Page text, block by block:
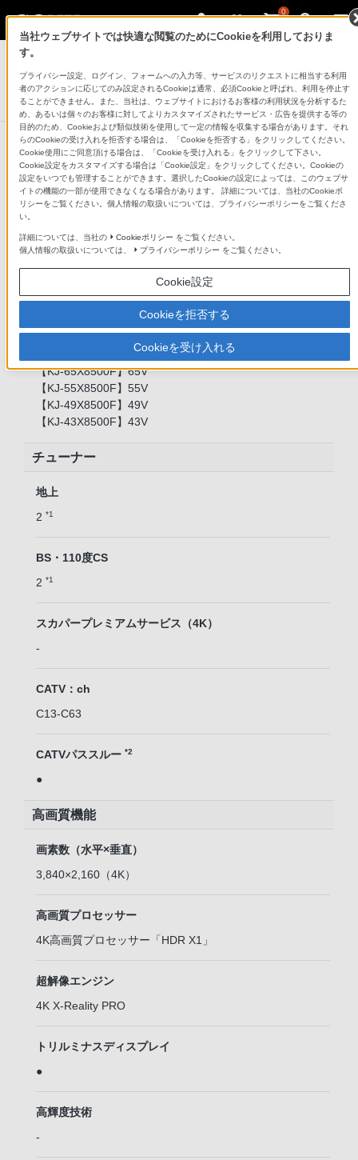
0
テレビ ブラビア
4K液晶テレビ
X8500Fシリーズ
他の商品と比較する
●：対応 -：該当なし
仕様表
【KJ-75X8500F】75V
【KJ-65X8500F】65V
【KJ-55X8500F】55V
【KJ-49X8500F】49V
【KJ-43X8500F】43V
チューナー
地上
2 *1
BS・110度CS
2 *1
スカパープレミアムサービス（4K）
-
CATV：ch
C13-C63
CATVパススルー *2
●
高画質機能
画素数（水平×垂直）
3,840×2,160（4K）
高画質プロセッサー
4K高画質プロセッサー「HDR X1」
超解像エンジン
4K X-Reality PRO
トリルミナスディスプレイ
●
高輝度技術
-
当社ウェブサイトでは快適な閲覧のためにCookieを利用しておりま
す。
プライバシー設定、ログイン、フォームへの入力等、サービスのリクエストに相当する利用
者のアクションに応じてのみ設定されるCookieは通常、必須Cookieと呼ばれ、利用を停止す
ることができません。また、当社は、ウェブサイトにおけるお客様の利用状況を分析するた
め、あるいは個々のお客様に対してよりカスタマイズされたサービス・広告を提供する等の
目的のため、Cookieおよび類似技術を使用して一定の情報を収集する場合があります。それ
らのCookieの受け入れを拒否する場合は、「Cookieを拒否する」をクリックしてください。
Cookie使用にご同意頂ける場合は、「Cookieを受け入れる」をクリックして下さい。
Cookie設定をカスタマイズする場合は「Cookie設定」をクリックしてください。Cookieの
設定をいつでも管理することができます。選択したCookieの設定によっては、このウェブサ
イトの機能の一部が使用できなくなる場合があります。 詳細については、当社のCookieポ
リシーをご覧ください。個人情報の取扱いについては、プライバシーポリシーをご覧くださ
い。
詳細については、当社の Cookieポリシー をご覧ください。
個人情報の取扱いについては、
プライバシーポリシー をご覧ください。
Cookie設定
Cookieを拒否する
Cookieを受け入れる